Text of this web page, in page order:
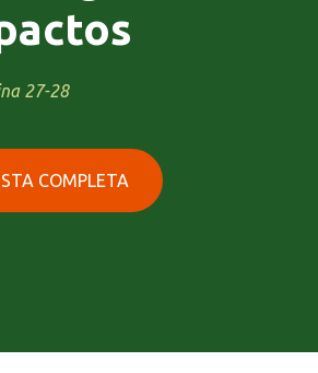
27-28
COMPLETA